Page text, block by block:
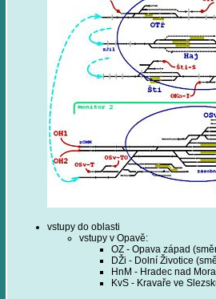
vstupy do oblasti
vstupy v Opavě:
OZ - Opava západ
DŽi - Dolní Životice
HnM - Hradec nad
KvS - Kravaře ve